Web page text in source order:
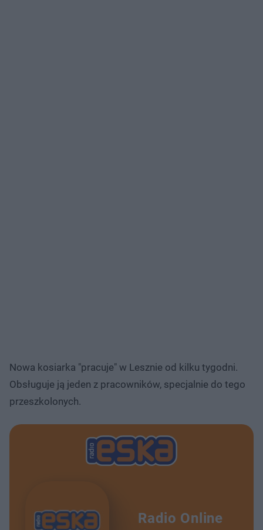
Nowa kosiarka "pracuje" w Lesznie od kilku tygodni.
Obsługuje ją jeden z pracowników, specjalnie do tego
przeszkolonych.
Radio Online